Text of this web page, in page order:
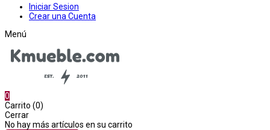
Iniciar Sesion
Crear una Cuenta
Menú
0
Carrito (0)
Cerrar
No hay más artículos en su carrito